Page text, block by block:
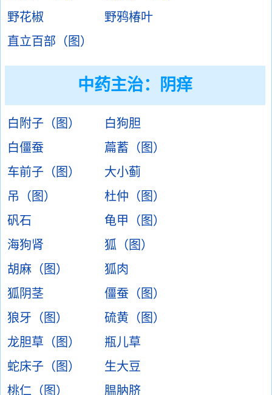
野花椒
野鸦椿叶
直立百部（图）
中药主治： 阴痒
白附子（图）
白狗胆
白僵蚕
萹蓄（图）
车前子（图）
大小蓟
吊（图）
杜仲（图）
矾石
龟甲（图）
海狗肾
狐（图）
胡麻（图）
狐肉
狐阴茎
僵蚕（图）
狼牙（图）
硫黄（图）
龙胆草（图）
瓶儿草
蛇床子（图）
生大豆
桃仁（图）
腽肭脐